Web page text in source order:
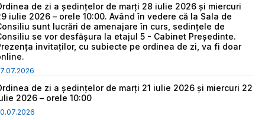
de zi a ședințelor de marți 28 iulie 2026 și miercuri
iulie 2026 – orele 10:00. Având în vedere că la Sala de
sunt lucrări de amenajare în curs, sedințele de
se vor desfășura la etajul 5 - Cabinet Președinte.
invitaților, cu subiecte pe ordinea de zi, va fi doar
de zi a ședințelor de marți 21 iulie 2026 și miercuri 22
2026 – orele 10:00